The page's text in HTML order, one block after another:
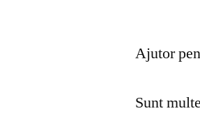
Ajutor
Sunt